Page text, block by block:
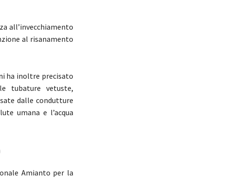
all’invecchiamento
al risanamento
ha inoltre precisato
tubature vetuste,
dalle condutture
umana e l’acqua
Amianto per la